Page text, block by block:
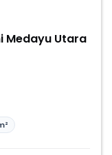
Medayu Utara